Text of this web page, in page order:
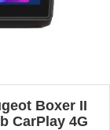
Boxer II
CarPlay 4G